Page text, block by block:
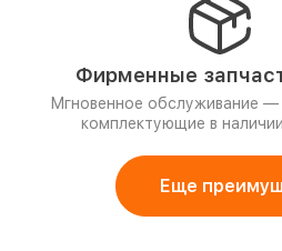
Фирменные
Мгновенное обслуживание
комплектующие в
Еще